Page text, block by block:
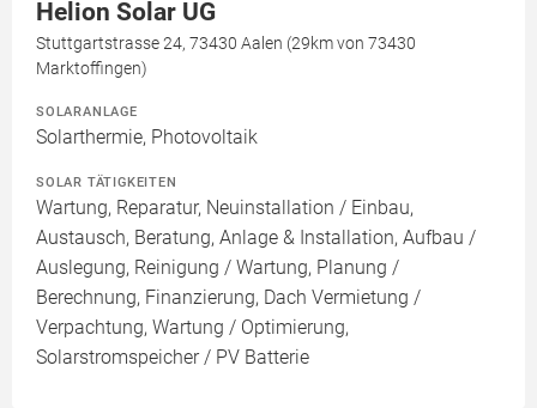
Helion Solar UG
Stuttgartstrasse 24, 73430 Aalen (29km von 73430
Marktoffingen)
SOLARANLAGE
Solarthermie, Photovoltaik
SOLAR TÄTIGKEITEN
Wartung, Reparatur, Neuinstallation / Einbau,
Austausch, Beratung, Anlage & Installation, Aufbau /
Auslegung, Reinigung / Wartung, Planung /
Berechnung, Finanzierung, Dach Vermietung /
Verpachtung, Wartung / Optimierung,
Solarstromspeicher / PV Batterie